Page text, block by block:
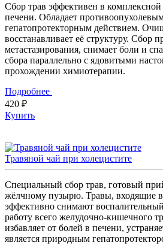
Сбор трав эффективен в
печени. Обладает
гепатопротекторным действием.
восстанавливает её структуру. Сбор
метастазирования, снимает боли и
сбора параллельно с ядовитыми
прохождении химиотерапии.
Подробнее
420 ₽
Купить
Травяной чай при холецистите
Специальный сбор трав, готовый
жёлчному пузырю. Травы, входящие в
эффективно снимают
работу всего желудочно-кишечного
избавляет от болей в печени,
является природным